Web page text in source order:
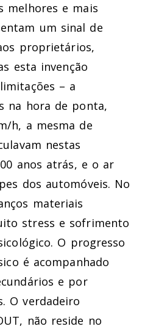
melhores e mais
um sinal de
proprietários,
esta invenção
– a
na hora de ponta,
h, a mesma de
nestas
anos atrás, e o ar
dos automóveis. No
materiais
stress e sofrimento
O progresso
é acompanhado
e por
O verdadeiro
não reside no